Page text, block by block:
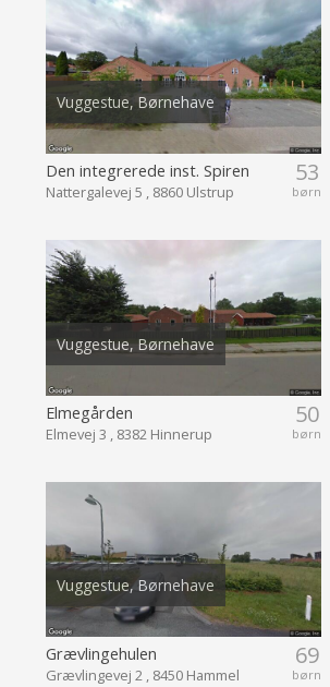
Vuggestue, Børnehave
53
børn
Den integrerede inst. Spiren
Nattergalevej 5 , 8860 Ulstrup
Vuggestue, Børnehave
50
børn
Elmegården
Elmevej 3 , 8382 Hinnerup
Vuggestue, Børnehave
69
børn
Grævlingehulen
Grævlingevej 2 , 8450 Hammel